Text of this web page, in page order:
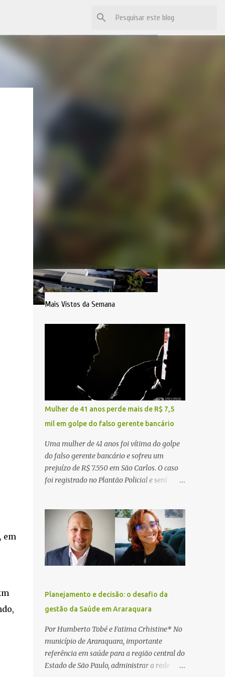
em
Mais Vistos da Semana
Mulher de 41 anos perde mais de R$ 7,5
mil em golpe do falso gerente bancário
Uma mulher de 41 anos foi vítima do golpe
do falso gerente bancário e sofreu um
prejuízo de R$ 7.550 em São Carlos. O caso
foi registrado no Plantão Policial e será
ocorrência, a vítima recebeu contato pelo
WhatsApp de um homem que afirmava ser
o novo gerente da conta bancária da
empresa. O suspeito alegou que seria
necessário atualizar o cadastro da conta e
procedimentos que deveriam ser realizados.
Dias depois, o golpista enviou um
documento em PDF simulando uma
comunicação oficial da instituição
financeira. Na sequência, entrou em contato
por telefone e encaminhou um link,
orientando a vítima a acessá-lo pelo
Planejamento e decisão: o desafio da
gestão da Saúde em Araraquara
Por Humberto Tobé e Fatima Crhistine* No
município de Araraquara, importante
referência em saúde para a região central do
Estado de São Paulo, administrar a rede